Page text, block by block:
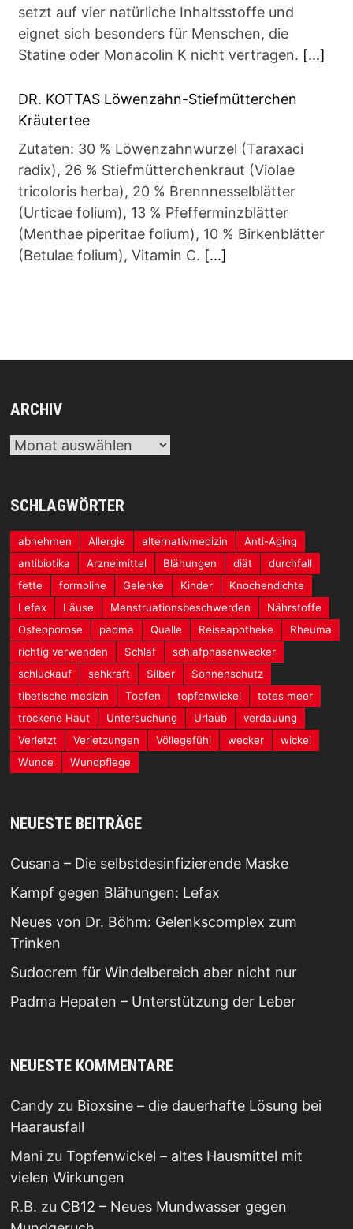
setzt auf vier natürliche Inhaltsstoffe und
eignet sich besonders für Menschen, die
Statine oder Monacolin K nicht vertragen. [...]
DR. KOTTAS Löwenzahn-Stiefmütterchen
Kräutertee
Zutaten: 30 % Löwenzahnwurzel (Taraxaci
radix), 26 % Stiefmütterchenkraut (Violae
tricoloris herba), 20 % Brennnesselblätter
(Urticae folium), 13 % Pfefferminzblätter
(Menthae piperitae folium), 10 % Birkenblätter
(Betulae folium), Vitamin C. [...]
ARCHIV
Archiv
SCHLAGWÖRTER
abnehmen Allergie alternativmedizin
Anti-Aging
antibiotika
Arzneimittel Blähungen diät
durchfall
fette
formoline Gelenke Kinder
Knochendichte
Lefax
Läuse Menstruationsbeschwerden
Nährstoffe
Osteoporose
padma Qualle Reiseapotheke
Rheuma
richtig verwenden
Schlaf
schlafphasenwecker
schluckauf
sehkraft Silber
Sonnenschutz
tibetische medizin
Topfen topfenwickel
totes meer
trockene Haut
Untersuchung Urlaub
verdauung
Verletzt
Verletzungen Völlegefühl wecker
wickel
Wunde
Wundpflege
NEUESTE BEITRÄGE
Cusana – Die selbstdesinfizierende Maske
Kampf gegen Blähungen: Lefax
Neues von Dr. Böhm: Gelenkscomplex zum
Trinken
Sudocrem für Windelbereich aber nicht nur
Padma Hepaten – Unterstützung der Leber
NEUESTE KOMMENTARE
Candyzu Bioxsine – die dauerhafte Lösung bei
Haarausfall
Mani zu Topfenwickel – altes Hausmittel mit
vielen Wirkungen
R.B. zu CB12 – Neues Mundwasser gegen